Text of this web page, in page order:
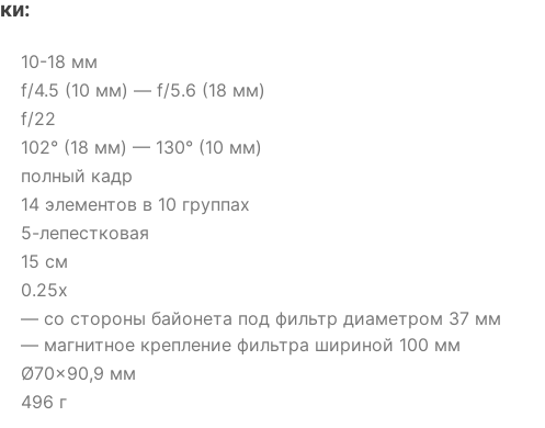
10-18 мм
f/4.5 (10 мм) — f/5.6 (18 мм)
f/22
102° (18 мм) — 130° (10 мм)
полный кадр
14 элементов в 10 группах
5-лепестковая
15 см
0.25x
— со стороны байонета под фильтр диаметром 37 мм
— магнитное крепление фильтра шириной 100 мм
Ø70×90,9 мм
496 г